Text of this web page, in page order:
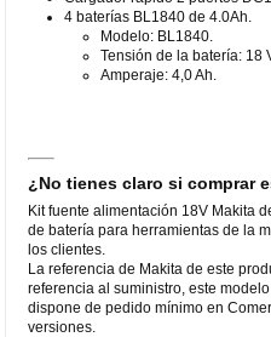
4 baterías BL1840 de 4.0Ah.
Modelo: BL1840.
Tensión de la batería: 18
Amperaje: 4,0 Ah.
¿No tienes claro si comprar
Kit fuente alimentación 18V Makita
de batería para herramientas de la
los clientes.
La referencia de Makita de este
referencia al suministro, este
dispone de pedido mínimo en
versiones.